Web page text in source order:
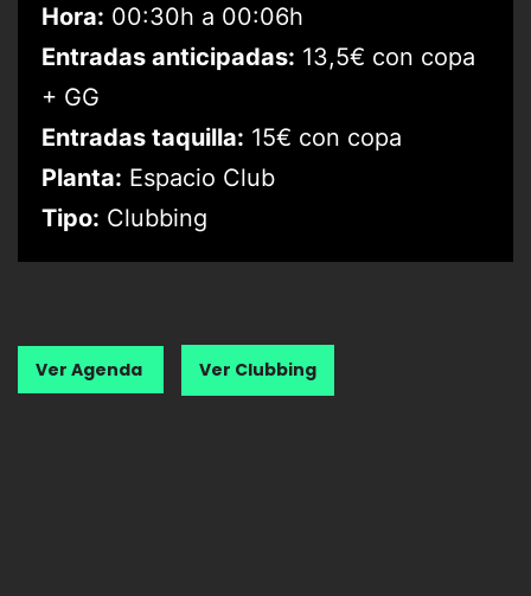
Hora: 00:30h a 00:06h
Entradas anticipadas: 13,5€ con copa
+ GG
Entradas taquilla: 15€ con copa
Planta: Espacio Club
Tipo: Clubbing
Ver Agenda Ver Clubbing